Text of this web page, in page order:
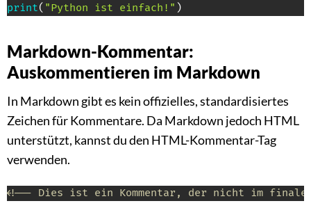
print( "Python ist einfach!" )
Markdown-Kommentar:
Auskommentieren im Markdown
In Markdown gibt es kein offizielles, standardisiertes
Zeichen für Kommentare. Da Markdown jedoch HTML
unterstützt, kannst du den HTML-Kommentar-Tag
verwenden.
<!-- Dies ist ein Kommentar, der nicht im finalen